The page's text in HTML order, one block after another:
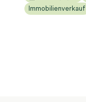
Immobilienverkauf